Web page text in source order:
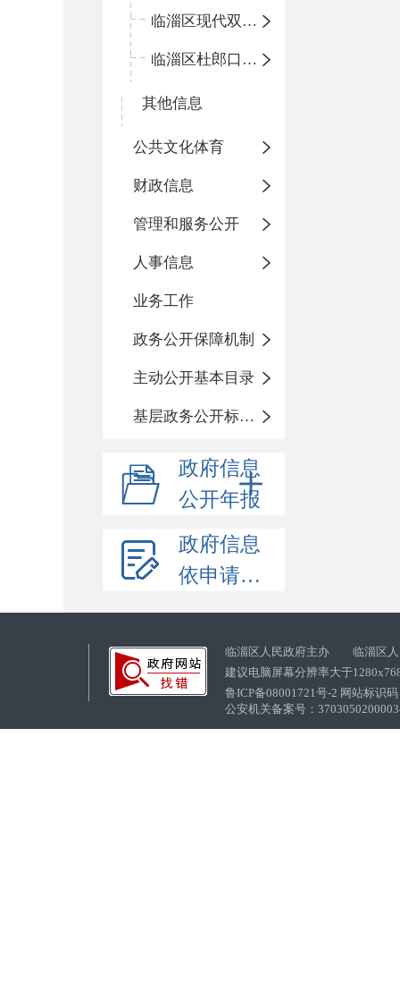
临淄区现代双语学校
临淄区杜郎口小学
其他信息
公共文化体育
财政信息
管理和服务公开
人事信息
业务工作
政务公开保障机制
主动公开基本目录
基层政务公开标准化目录
政府信息
公开年报
政府信息
依申请公开
临淄区人民政府主办 临淄区人
建议电脑屏幕分辨率大于
鲁ICP备08001721号-2 网站标识
公安机关备案号：